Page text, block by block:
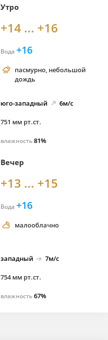
Утро
+14 ... +16
Вода +16
пасмурно, небольшой
дождь
юго-западный 6м/с
751 мм рт.ст.
влажность81%
Вечер
+13 ... +15
Вода +16
малооблачно
западный 7м/с
754 мм рт.ст.
влажность67%